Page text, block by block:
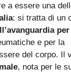
a essere una
: si tratta di un
e per la
del corpo. Il
, nota per le